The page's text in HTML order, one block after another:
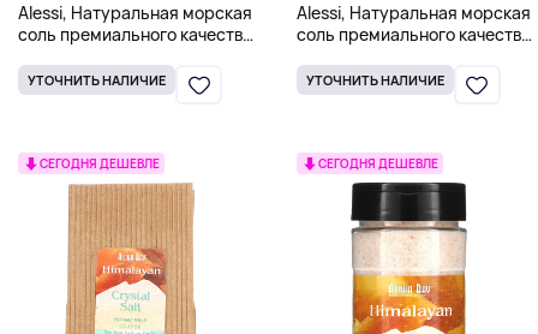
Alessi, Натуральная морская
соль премиального качества,
унции)
УТОЧНИТЬ НАЛИЧИЕ
Alessi, Натуральная морская
соль премиального качества,
УТОЧНИТЬ НАЛИЧИЕ
СЕГОДНЯ ДЕШЕВЛЕ СЕГОДНЯ ДЕШЕВЛЕ